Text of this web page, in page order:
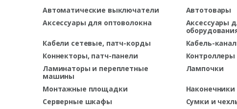
Автоматические выключатели Автотовары
Аксессуары для оптоволокна
Аксессуары
Кабели сетевые, патч-корды Кабель-
Коннекторы, патч-панели
Контроллеры
Ламинаторы и переплетные
машины
Лампочки
Монтажные площадки Наконечники
Серверные шкафы
Сумки и